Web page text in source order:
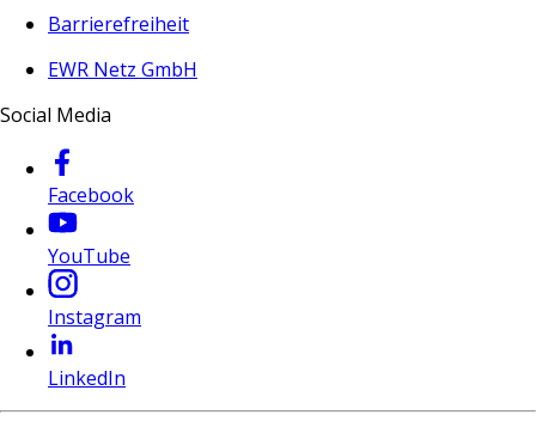
Barrierefreiheit
EWR Netz GmbH
Social Media
Facebook
YouTube
Instagram
LinkedIn